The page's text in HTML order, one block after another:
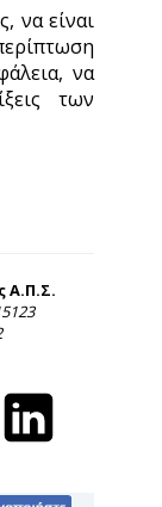
να είναι
να
των
Α.Π.Σ.